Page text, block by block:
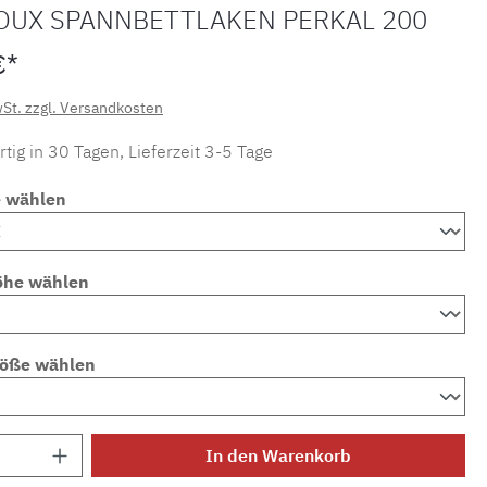
SPANNBETTLAKEN PERKAL 200
zzgl. Versandkosten
in 30 Tagen, Lieferzeit 3-5 Tage
wählen
wählen
wählen
Anzahl: Gib den gewünschten Wert ein
In den Warenkorb